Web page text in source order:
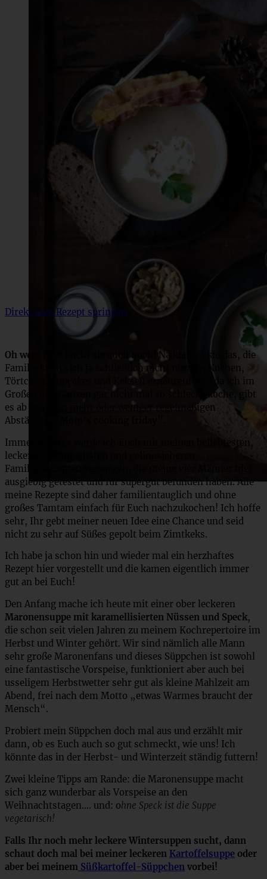
Direkt zum Rezept springen
Oh weh, jetzt kocht sie auch noch!
Na klar tut sie das, die
Familie kann sich ja schließlich nicht nur von Kuchen,
Törtchen, Cupcakes und Keksen ernähren! Und da ich im
Großen und Ganzen gar nicht mal so schlecht koche, gibt
es ab sofort in mehr oder weniger regelmäßigen
Abständen
Immer freitags werde ich Euch mit meinen beliebtesten,
leckersten, einfachsten und gelingsicheren
Familienrezepten versorgen, die meine vier Männer hier
ausgiebig getestet und für supergut befunden haben. Alle
meine Rezepte sind daher familientauglich und ohne
großes Tamtam einfach für Euch nachzukochen! Ich hoffe
sehr, Ihr gebt meiner neuen Idee eine Chance und seid
nicht zu sehr auf Süßes gepolt beim Zimtkeks.
Ich habe ja schon hin und wieder mal ein herzhaftes
Rezept hier vorgestellt und die kamen eigentlich immer
gut an bei Euch!
Den Anfang mache ich heute mit einer ober leckeren
Maronensuppe mit karamellisierten Nüssen und Speck,
die schon seit vielen Jahren zu meinem Kochrepertoire im
Herbst und Winter gehört. Wir sind nämlich alle Mann
sehr große Maronenfans und dieses Süppchen ist sowohl
eine fantastische Vorspeise, funktioniert aber auch bei
usseligem Herbstwetter sehr gut als kleine Mahlzeit am
Abend, frei nach dem Motto „etwas Warmes braucht der
Mensch“.
Probiert mein Süppchen doch mal aus und erzählt mir
dann, ob es Euch auch so gut schmeckt, wie uns! Ich
könnte das in der Herbst- und Winterzeit ständig futtern!
Zwei kleine Tipps am Rande: die Maronensuppe macht
sich ganz wunderbar als Vorspeise an den
Weihnachtstagen…. und: ohne Speck ist die Suppe
vegetarisch!
Falls Ihr noch mehr leckere Wintersuppen sucht, dann
schaut doch mal bei meiner leckeren Kartoffelsuppe oder
aber bei meinem Süßkartoffel-Süppchen vorbei!